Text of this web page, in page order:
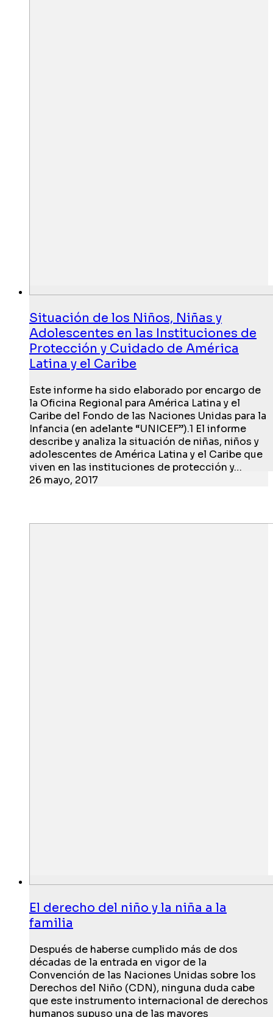
Situación de los Niños, Niñas y
Adolescentes en las Instituciones de
Protección y Cuidado de América
Latina y el Caribe
Este informe ha sido elaborado por encargo de
la Oficina Regional para América Latina y el
Caribe del Fondo de las Naciones Unidas para la
Infancia (en adelante “UNICEF”).1 El informe
describe y analiza la situación de niñas, niños y
adolescentes de América Latina y el Caribe que
viven en las instituciones de protección y…
26 mayo, 2017
El derecho del niño y la niña a la
familia
Después de haberse cumplido más de dos
décadas de la entrada en vigor de la
Convención de las Naciones Unidas sobre los
Derechos del Niño (CDN), ninguna duda cabe
que este instrumento internacional de derechos
humanos supuso una de las mayores